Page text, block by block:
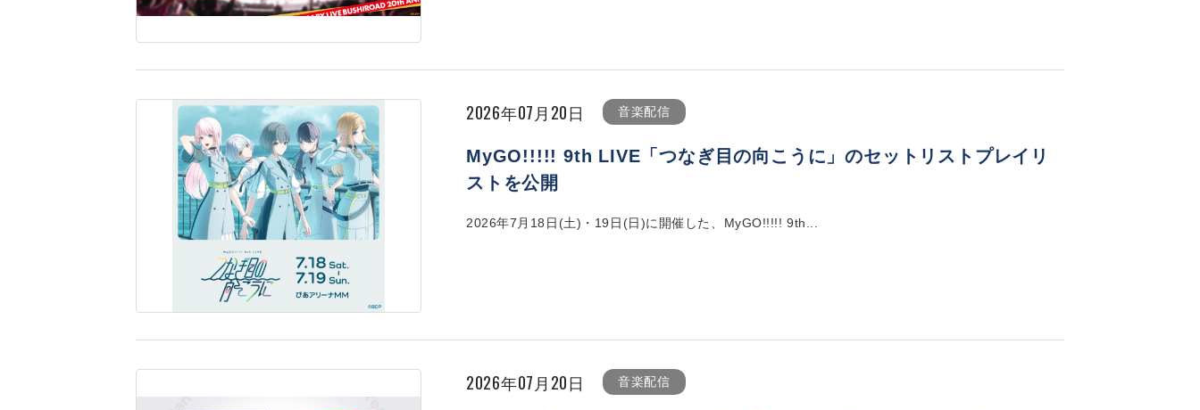
2026年07月20日 音楽配信
MyGO!!!!! 9th LIVE「つなぎ目の向こうに」のセットリストプレイリ
ストを公開
2026年7月18日(土)・19日(日)に開催した、MyGO!!!!! 9th...
2026年07月20日 音楽配信